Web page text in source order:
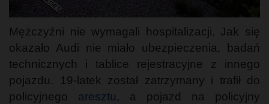
Mężczyźni nie wymagali hospitalizacji. Jak się
okazało Audi nie miało ubezpieczenia, badań
technicznych i tablice rejestracyjne z innego
pojazdu. 19-latek został zatrzymany i trafił do
policyjnego aresztu, a pojazd na policyjny